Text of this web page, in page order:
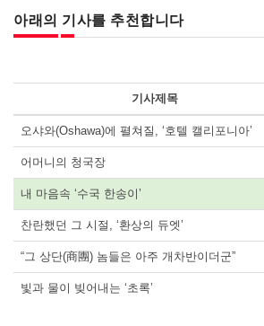
아래의 기사를 추천합니다
기사제목
오샤와(Oshawa)에 펼쳐질, ‘호텔 캘리포니아’
어머니의 청국장
내 마음속 ‘수국 한송이’
찬란했던 그 시절, ‘환상의 듀엣’
“그 상단(商團) 놈들은 아주 개차반이더군”
빛과 물이 빚어내는 ‘초록’